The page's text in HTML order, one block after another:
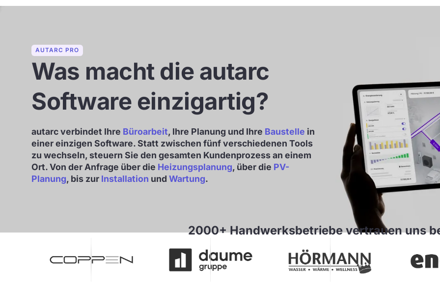
AUTARC PRO
Was macht die autarc
Software einzigartig?
autarc verbindet Ihre Büroarbeit, Ihre Planung und Ihre Baustelle in
einer einzigen Software. Statt zwischen fünf verschiedenen Tools
zu wechseln, steuern Sie den gesamten Kundenprozess an einem
Ort. Von der Anfrage über die Heizungsplanung, über die PV-
Planung, bis zur Installation undWartung.
2000+ Handwerksbetriebe vertrauen uns